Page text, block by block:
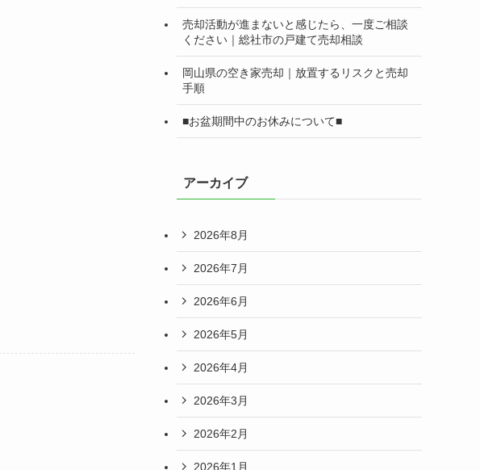
売却活動が進まないと感じたら、一度ご相談
ください｜総社市の戸建て売却相談
岡山県の空き家売却｜放置するリスクと売却
手順
■お盆期間中のお休みについて■
アーカイブ
2026年8月
2026年7月
2026年6月
2026年5月
2026年4月
2026年3月
2026年2月
2026年1月